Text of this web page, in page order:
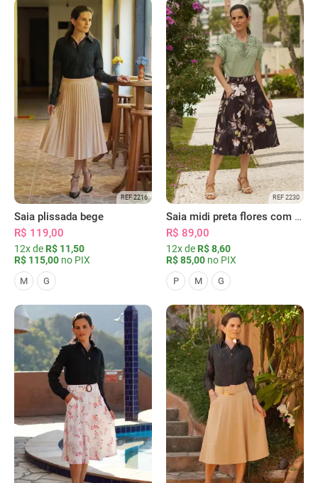
REF 2216
Saia plissada bege
R$ 119,00
12x de R$ 11,50
R$ 115,00 no PIX
M G
REF 2230
Saia midi preta flores com bolsos
R$ 89,00
12x de R$ 8,60
R$ 85,00 no PIX
P M G